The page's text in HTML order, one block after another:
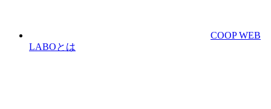
COOP WEB
LABOとは